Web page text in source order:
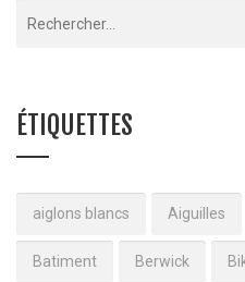
ÉTIQUETTES
aiglons blancs Aiguilles
Batiment Berwick